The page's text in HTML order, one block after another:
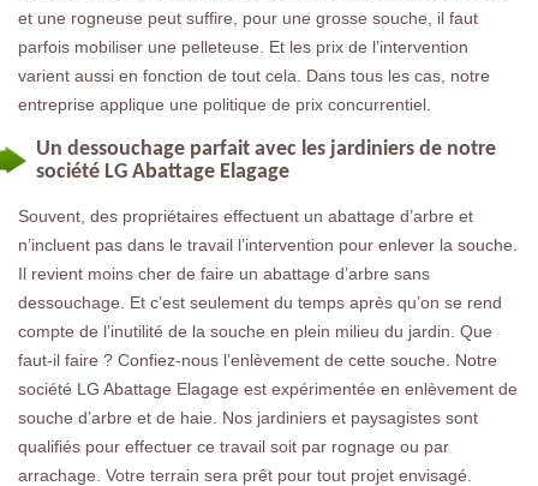
et une rogneuse peut suffire, pour une grosse souche, il faut
parfois mobiliser une pelleteuse. Et les prix de l’intervention
varient aussi en fonction de tout cela. Dans tous les cas, notre
entreprise applique une politique de prix concurrentiel.
Un dessouchage parfait avec les jardiniers de notre
société LG Abattage Elagage
Souvent, des propriétaires effectuent un abattage d’arbre et
n’incluent pas dans le travail l’intervention pour enlever la souche.
Il revient moins cher de faire un abattage d’arbre sans
dessouchage. Et c’est seulement du temps après qu’on se rend
compte de l’inutilité de la souche en plein milieu du jardin. Que
faut-il faire ? Confiez-nous l’enlèvement de cette souche. Notre
société LG Abattage Elagage est expérimentée en enlèvement de
souche d’arbre et de haie. Nos jardiniers et paysagistes sont
qualifiés pour effectuer ce travail soit par rognage ou par
arrachage. Votre terrain sera prêt pour tout projet envisagé.